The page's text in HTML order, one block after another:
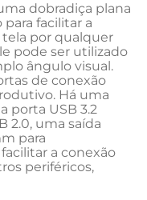
dobradiça plana
para facilitar a
por qualquer
pode ser utilizado
ângulo visual.
de conexão
Há uma
porta USB 3.2
2.0, uma saída
para
a conexão
periféricos,